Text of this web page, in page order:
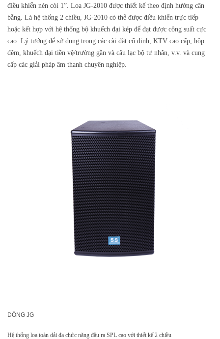
điều khiển nén còi 1”. Loa JG-2010 được thiết kế theo định hướng cân
bằng. Là hệ thống 2 chiều, JG-2010 có thể được điều khiển trực tiếp
hoặc kết hợp với hệ thống bộ khuếch đại kép để đạt được công suất cực
cao. Lý tưởng để sử dụng trong các cài đặt cố định, KTV cao cấp, hộp
đêm, khuếch đại tiền vệ/trường gần và câu lạc bộ tư nhân, v.v. và cung
cấp các giải pháp âm thanh chuyên nghiệp.
DÒNG JG
Hệ thống loa toàn dải đa chức năng đầu ra SPL cao với thiết kế 2 chiều